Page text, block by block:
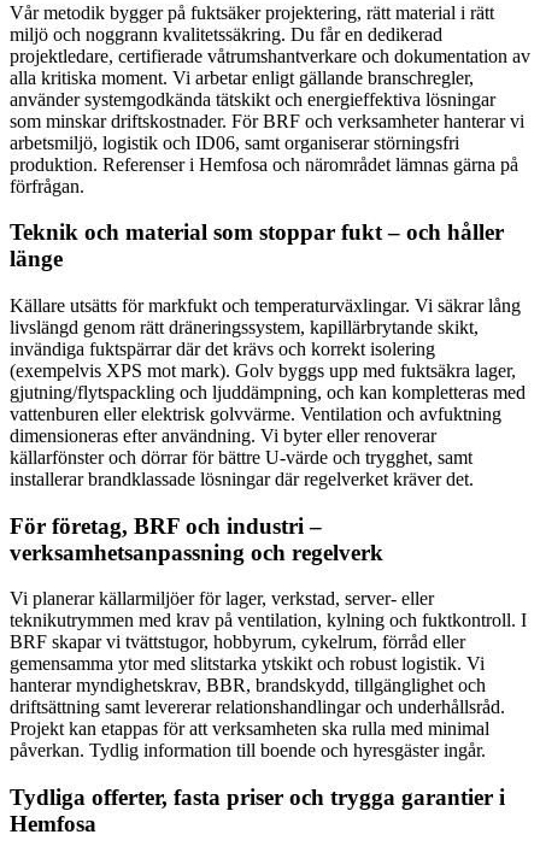
Vår metodik bygger på fuktsäker projektering, rätt material i rätt
miljö och noggrann kvalitetssäkring. Du får en dedikerad
projektledare, certifierade våtrumshantverkare och dokumentation av
alla kritiska moment. Vi arbetar enligt gällande branschregler,
använder systemgodkända tätskikt och energieffektiva lösningar
som minskar driftskostnader. För BRF och verksamheter hanterar vi
arbetsmiljö, logistik och ID06, samt organiserar störningsfri
produktion. Referenser i Hemfosa och närområdet lämnas gärna på
förfrågan.
Teknik och material som stoppar fukt – och håller
länge
Källare utsätts för markfukt och temperaturväxlingar. Vi säkrar lång
livslängd genom rätt dräneringssystem, kapillärbrytande skikt,
invändiga fuktspärrar där det krävs och korrekt isolering
(exempelvis XPS mot mark). Golv byggs upp med fuktsäkra lager,
gjutning/flytspackling och ljuddämpning, och kan kompletteras med
vattenburen eller elektrisk golvvärme. Ventilation och avfuktning
dimensioneras efter användning. Vi byter eller renoverar
källarfönster och dörrar för bättre U-värde och trygghet, samt
installerar brandklassade lösningar där regelverket kräver det.
För företag, BRF och industri –
verksamhetsanpassning och regelverk
Vi planerar källarmiljöer för lager, verkstad, server- eller
teknikutrymmen med krav på ventilation, kylning och fuktkontroll. I
BRF skapar vi tvättstugor, hobbyrum, cykelrum, förråd eller
gemensamma ytor med slitstarka ytskikt och robust logistik. Vi
hanterar myndighetskrav, BBR, brandskydd, tillgänglighet och
driftsättning samt levererar relationshandlingar och underhållsråd.
Projekt kan etappas för att verksamheten ska rulla med minimal
påverkan. Tydlig information till boende och hyresgäster ingår.
Tydliga offerter, fasta priser och trygga garantier i
Hemfosa